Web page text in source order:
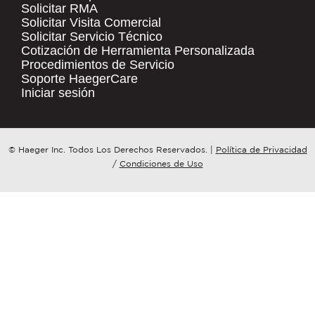
COMPANY NAME*
COUNTRY
REGARDING?*
.
QUICK LINKS
Products
Resources
Contact Us
Tooling Wizard
Solicitar RMA
Solicitar Visita Comercial
Solicitar Servicio Técnico
Cotización de Herramienta Personalizada
Procedimientos de Servicio
Soporte HaegerCare
Iniciar sesión
© Haeger Inc. Todos Los Derechos Reservados.
Política de Privacidad
/ Condiciones de Uso